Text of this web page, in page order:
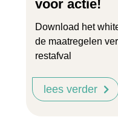
voor actie!
Download het
de maatregelen
restafval
lees verder